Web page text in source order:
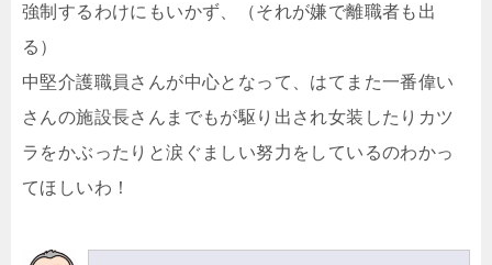
強制するわけにもいかず、（それが嫌で離職者も出
る）
中堅介護職員さんが中心となって、はてまた一番偉い
さんの施設長さんまでもが駆り出され女装したりカツ
ラをかぶったりと涙ぐましい努力をしているのわかっ
てほしいわ！